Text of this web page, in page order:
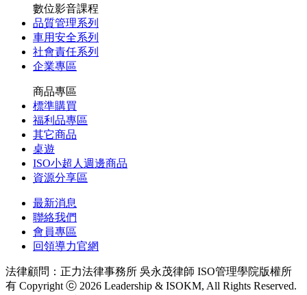
數位影音課程
品質管理系列
車用安全系列
社會責任系列
企業專區
商品專區
標準購買
福利品專區
其它商品
桌遊
ISO小超人週邊商品
資源分享區
最新消息
聯絡我們
會員專區
回領導力官網
法律顧問：正力法律事務所 吳永茂律師 ISO管理學院版權所
有 Copyright ⓒ 2026 Leadership & ISOKM, All Rights Reserved.